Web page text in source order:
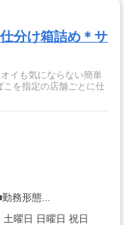
分け箱詰め＊サ
イも気にならない簡単
務形態...
曜日 日曜日 祝日